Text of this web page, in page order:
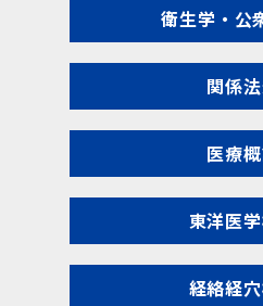
衛生学・公
関係
医療
東洋医
経絡経